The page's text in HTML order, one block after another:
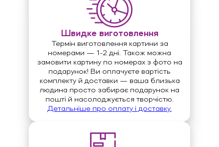
Швидке виготовлення
Термін виготовлення картини за
номерами — 1-2 дні. Також можна
замовити картину по номерах з фото на
подарунок! Ви оплачуєте вартість
комплекту й доставки — ваша близька
людина просто забирає подарунок на
пошті й насолоджується творчістю.
Детальніше про оплату і доставку.